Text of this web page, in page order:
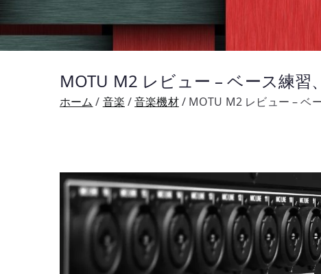
MOTU M2 レビュー – ベース練
ホーム 音楽 音楽機材 MOTU M2 レビュー – ベ